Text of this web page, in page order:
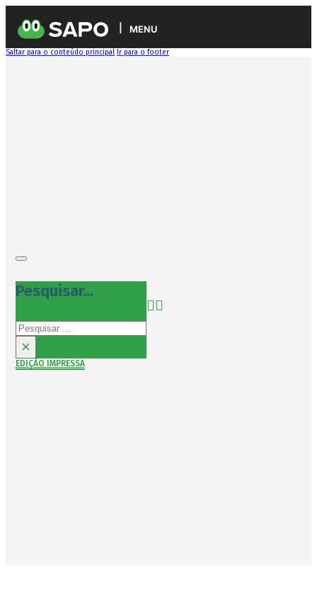
MENU
Saltar para o conteúdo principal Ir para o footer
Pesquisar...
Pesquisar
×
EDIÇÃO IMPRESSA